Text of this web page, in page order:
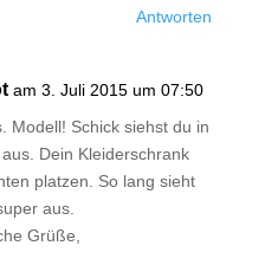
Antworten
am 3. Juli 2015 um 07:50
Modell! Schick siehst du in
Dein Kleiderschrank
platzen. So lang sieht
aus.
Grüße,